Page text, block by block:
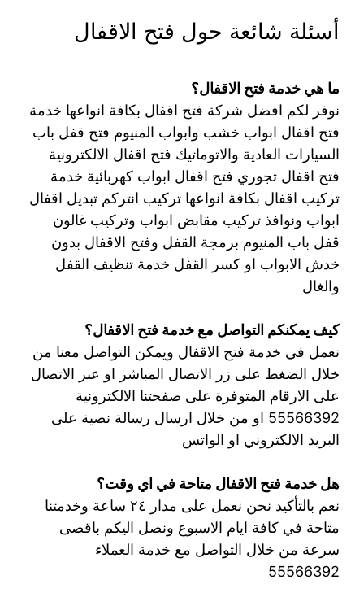
أسئلة شائعة حول فتح الاقفال
ما هي خدمة فتح الاقفال؟
نوفر لكم افضل شركة فتح اقفال بكافة انواعها خدمة
فتح اقفال ابواب خشب وابواب المنيوم فتح قفل باب
السيارات العادية والاتوماتيك فتح اقفال الالكترونية
فتح اقفال تجوري فتح اقفال ابواب كهربائية خدمة
تركيب اقفال بكافة انواعها تركيب انتركم تبديل اقفال
ابواب ونوافذ تركيب مقابض ابواب وتركيب غالون
قفل باب المنيوم برمجة القفل وفتح الاقفال بدون
خدش الابواب او كسر القفل خدمة تنظيف القفل
والغال
كيف يمكنكم التواصل مع خدمة فتح الاقفال؟
نعمل في خدمة فتح الاقفال ويمكن التواصل معنا من
خلال الضغط على زر الاتصال المباشر او عبر الاتصال
على الارقام المتوفرة على صفحتنا الالكترونية
55566392 او من خلال ارسال رسالة نصية على
البريد الالكتروني او الواتس
هل خدمة فتح الاقفال متاحة في اي وقت؟
نعم بالتأكيد نحن نعمل على مدار ٢٤ ساعة وخدمتنا
متاحة في كافة ايام الاسبوع ونصل اليكم باقصى
سرعة من خلال التواصل مع خدمة العملاء
55566392